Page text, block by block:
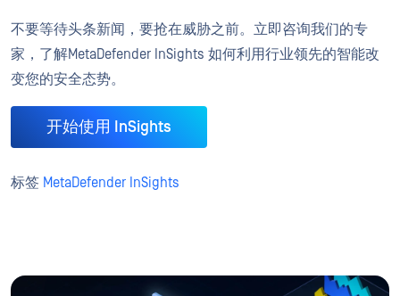
不要等待头条新闻，要抢在威胁之前。立即咨询我们的专
家，了解MetaDefender InSights 如何利用行业领先的智能改
变您的安全态势。
开始使用 InSights
标签 MetaDefender InSights